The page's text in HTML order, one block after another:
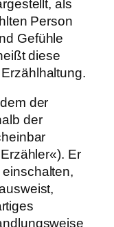
als
Person
Gefühle
diese
der
der
Er